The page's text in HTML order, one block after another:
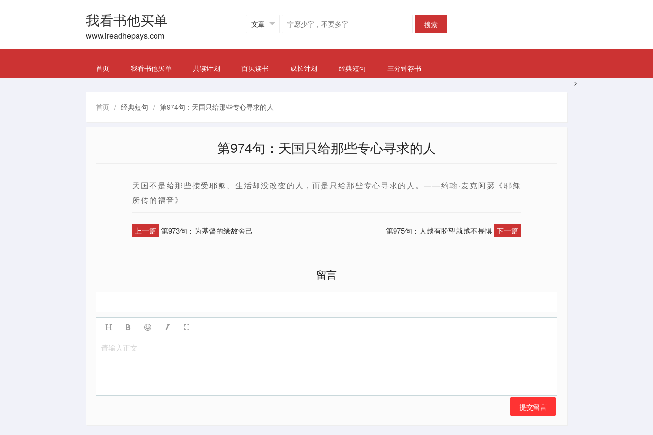
我看书他买单
www.ireadhepays.com
搜索
首页 我看书他买单 共读计划 百贝读书 成长计划 经典短句
三分钟荐书
—>
首页 / 经典短句 / 第974句：天国只给那些专心寻求的人
第974句：天国只给那些专心寻求的人
天国不是给那些接受耶稣、生活却没改变的人，而是只给那些专心寻求的人。——约翰·麦克阿瑟《耶稣
所传的福音》
上一篇 第973句：为基督的缘故舍己 第975句：人越有盼望就越不畏惧 下一篇
留言
请输入正文
提交留言